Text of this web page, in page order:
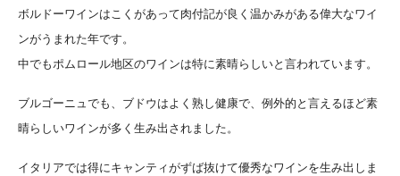
ボルドーワインはこくがあって肉付記が良く温かみがある偉大なワイ
ンがうまれた年です。
中でもポムロール地区のワインは特に素晴らしいと言われています。
ブルゴーニュでも、ブドウはよく熟し健康で、例外的と言えるほど素
晴らしいワインが多く生み出されました。
イタリアでは得にキャンティがずば抜けて優秀なワインを生み出しま